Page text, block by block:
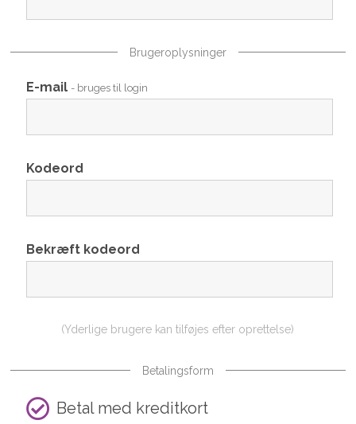
Brugeroplysninger
E-mail - bruges til login
Kodeord
Bekræft kodeord
(Yderlige brugere kan tilføjes efter oprettelse)
Betalingsform
Betal med kreditkort